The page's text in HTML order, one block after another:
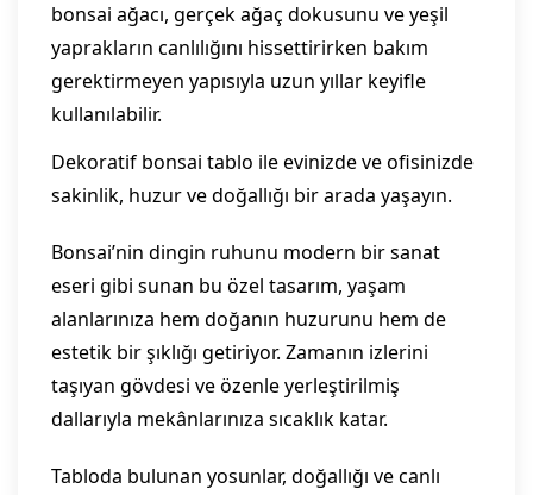
bonsai ağacı, gerçek ağaç dokusunu ve yeşil
yaprakların canlılığını hissettirirken bakım
gerektirmeyen yapısıyla uzun yıllar keyifle
kullanılabilir.
Dekoratif bonsai tablo ile evinizde ve ofisinizde
sakinlik, huzur ve doğallığı bir arada yaşayın.
Bonsai’nin dingin ruhunu modern bir sanat
eseri gibi sunan bu özel tasarım, yaşam
alanlarınıza hem doğanın huzurunu hem de
estetik bir şıklığı getiriyor. Zamanın izlerini
taşıyan gövdesi ve özenle yerleştirilmiş
dallarıyla mekânlarınıza sıcaklık katar.
Tabloda bulunan yosunlar, doğallığı ve canlı